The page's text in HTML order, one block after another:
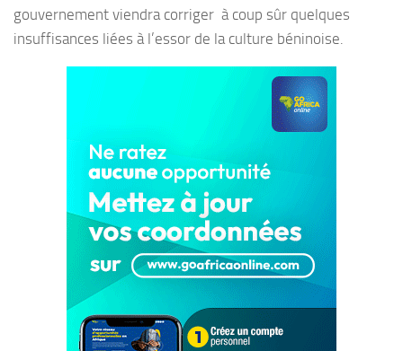
gouvernement viendra corriger à coup sûr quelques
insuffisances liées à l’essor de la culture béninoise.